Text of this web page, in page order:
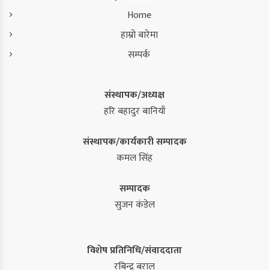
Home
हाम्रो बारेमा
सम्पर्क
संस्थापक/अध्यक्ष
हरि बहादुर बानियाँ
संस्थापक/कार्यकारी सम्पादक
कमल सिंह
सम्पादक
सुजन कंडेल
विशेष प्रतिनिधि/संवाददाता